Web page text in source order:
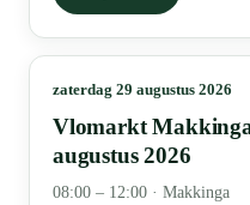
zaterdag 29 augustus 2026
Vlomarkt
augustus 2026
08:00 – 12:00 · Makkinga